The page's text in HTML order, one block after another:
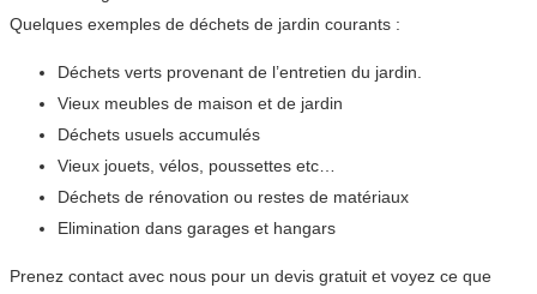
Quelques exemples de déchets de jardin courants :
Déchets verts provenant de l’entretien du jardin.
Vieux meubles de maison et de jardin
Déchets usuels accumulés
Vieux jouets, vélos, poussettes etc…
Déchets de rénovation ou restes de matériaux
Elimination dans garages et hangars
Prenez contact avec nous pour un devis gratuit et voyez ce que